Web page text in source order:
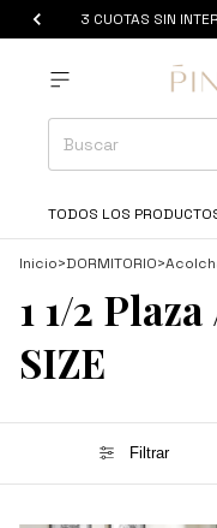
3 CUOTAS SIN
TODOS LOS
Inicio>DORMITORIO>
1 1/2
SIZE
Filtrar